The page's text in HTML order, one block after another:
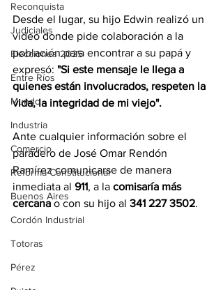
Reconquista
Judiciales
Elecciones 2025
Entre Ríos
Mundo
Industria
Comercio
Reforma Constitucional
Buenos Aires
Cordón Industrial
Totoras
Pérez
Desde el lugar, su hijo Edwin realizó un
video donde pide colaboración a la
población para encontrar a su papá y
expresó: "Si este mensaje le llega a
quienes están involucrados, respeten la
vida, la integridad de mi viejo".
Ante cualquier información sobre el
paradero de José Omar Rendón
Ramírez comunicarse de manera
inmediata al 911, a la comisaría más
cercana o con su hijo al 341 227 3502.